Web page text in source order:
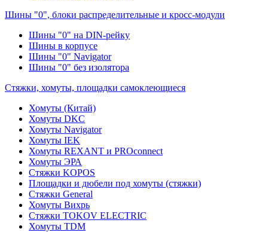
Шины "0", блоки распределительные и кросс-модули
Шины "0" на DIN-рейку
Шины в корпусе
Шины "0" Navigator
Шины "0" без изолятора
Стяжки, хомуты, площадки самоклеющиеся
Хомуты (Китай)
Хомуты DKC
Хомуты Navigator
Хомуты IEK
Хомуты REXANT и PROconnect
Хомуты ЭРА
Стяжки KOPOS
Площадки и дюбели под хомуты (стяжки)
Стяжки General
Хомуты Вихрь
Стяжки TOKOV ELECTRIC
Хомуты TDM